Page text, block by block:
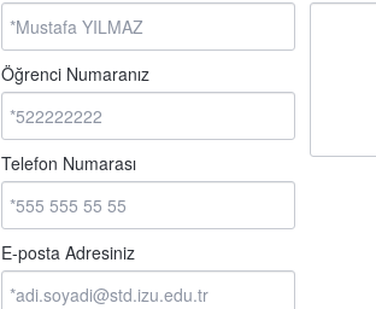
Öğrenci Numaranız
Telefon Numarası
E-posta Adresiniz